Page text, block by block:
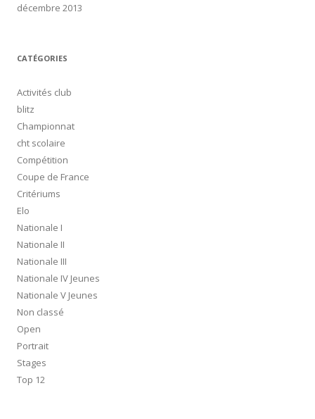
décembre 2013
CATÉGORIES
Activités club
blitz
Championnat
cht scolaire
Compétition
Coupe de France
Critériums
Elo
Nationale I
Nationale II
Nationale III
Nationale IV Jeunes
Nationale V Jeunes
Non classé
Open
Portrait
Stages
Top 12